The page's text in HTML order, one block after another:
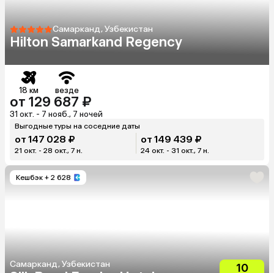
Самарканд, Узбекистан
Hilton Samarkand Regency
18 км везде
от 129 687 ₽
31 окт. - 7 нояб., 7 ночей
Выгодные туры на соседние даты
от 147 028 ₽
21 окт. - 28 окт., 7 н.
от 149 439 ₽
24 окт. - 31 окт., 7 н.
Кешбэк + 2 628
Самарканд, Узбекистан 10